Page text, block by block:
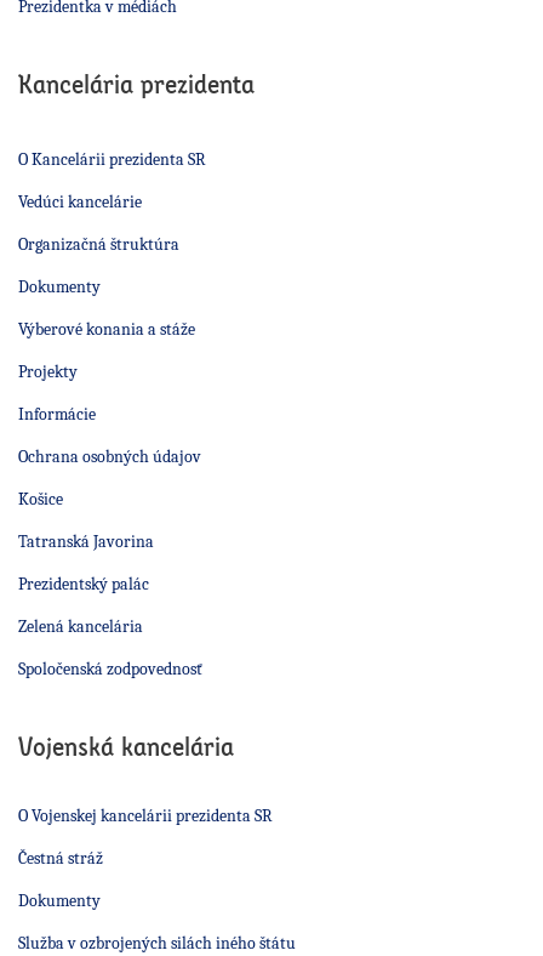
Prezidentka v médiách
Kancelária prezidenta
O Kancelárii prezidenta SR
Vedúci kancelárie
Organizačná štruktúra
Dokumenty
Výberové konania a stáže
Projekty
Informácie
Ochrana osobných údajov
Košice
Tatranská Javorina
Prezidentský palác
Zelená kancelária
Spoločenská zodpovednosť
Vojenská kancelária
O Vojenskej kancelárii prezidenta SR
Čestná stráž
Dokumenty
Služba v ozbrojených silách iného štátu